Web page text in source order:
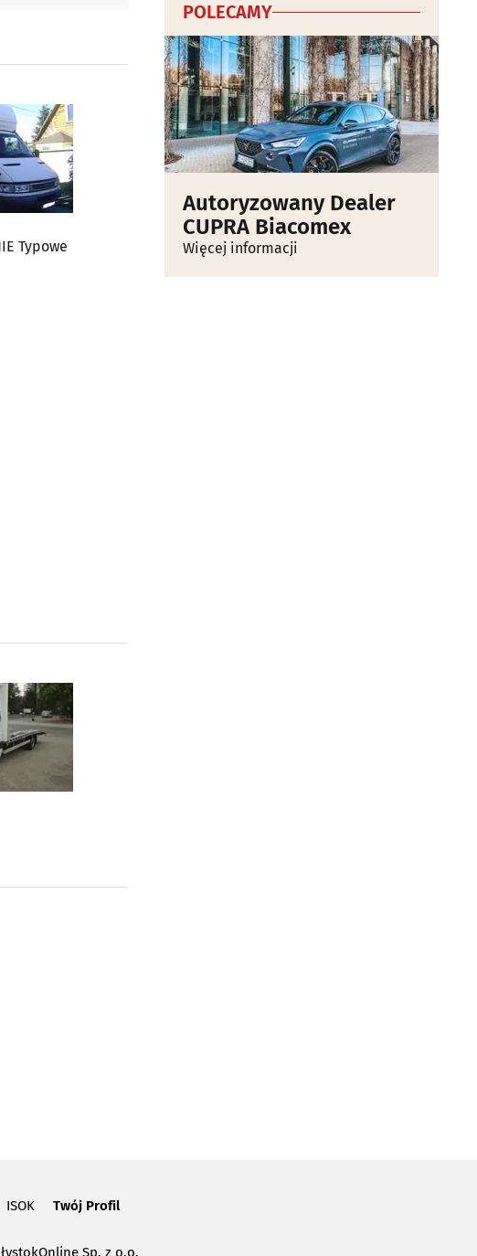
Typowe
POLECAMY
Autoryzowany Dealer
CUPRA Biacomex
Więcej informacji
ISOK Twój Profil
Sp. z o.o.